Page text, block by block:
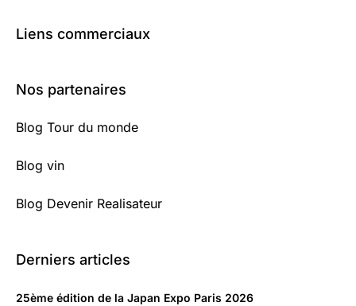
Liens commerciaux
Nos partenaires
Blog Tour du monde
Blog vin
Blog Devenir Realisateur
Derniers articles
25ème édition de la Japan Expo Paris 2026